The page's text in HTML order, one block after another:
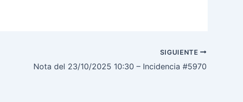
SIGUIENTE
Nota del 23/10/2025 10:30 – Incidencia #5970